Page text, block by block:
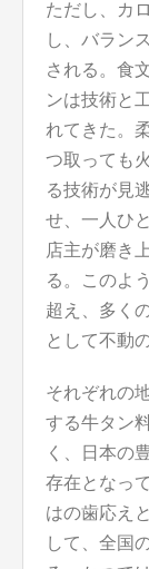
ただし、カ
し、バラン
される。食
ンは技術と
れてきた。
つ取っても
る技術が見
せ、一人ひ
店主が磨き
る。このよ
超え、多く
として不動
それぞれの
する牛タン
く、日本の
存在となっ
はの歯応え
して、全国